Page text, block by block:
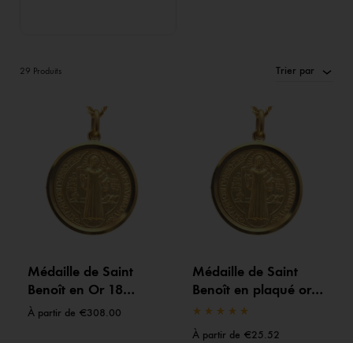
29 Produits Trier par
Médaille de Saint
Benoît en Or 18
carats ou 9 carats –
À partir de €308.00
Médaille de Saint
Benoît en plaqué or
18 carats – Protection
et bénédiction
À partir de €25.52